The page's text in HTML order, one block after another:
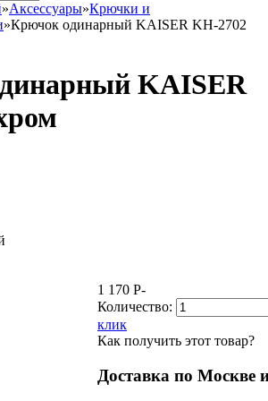
»Аксессуары»Крючки и
»Крючок одинарный KAISER KH-2702
KAISER
1 170 P-
Количество:
клик
Как получить этот товар?
Доставка по